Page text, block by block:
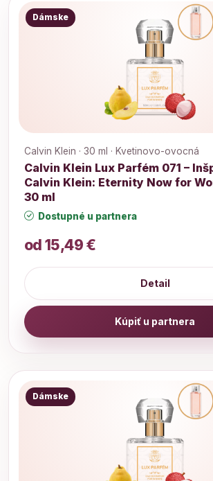
Dámske
Calvin Klein · 30 ml · Kvetinovo-ovocná
Calvin Klein Lux Parfém 071 –
Calvin Klein: Eternity Now for
30 ml
Dostupné u partnera
od 15,49 €
Detail
Kúpiť u partnera
Dámske